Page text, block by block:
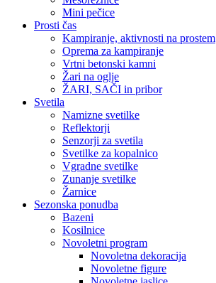
Mini pečice
Prosti čas
Kampiranje, aktivnosti na prostem
Oprema za kampiranje
Vrtni betonski kamni
Žari na oglje
ŽARI, SAČI in pribor
Svetila
Namizne svetilke
Reflektorji
Senzorji za svetila
Svetilke za kopalnico
Vgradne svetilke
Zunanje svetilke
Žarnice
Sezonska ponudba
Bazeni
Kosilnice
Novoletni program
Novoletna dekoracija
Novoletne figure